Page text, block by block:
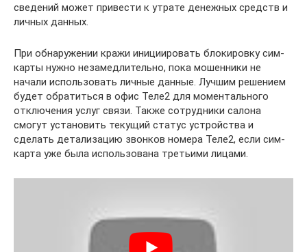
сведений может привести к утрате денежных средств и
личных данных.
При обнаружении кражи инициировать блокировку сим-
карты нужно незамедлительно, пока мошенники не
начали использовать личные данные. Лучшим решением
будет обратиться в офис Теле2 для моментального
отключения услуг связи. Также сотрудники салона
смогут установить текущий статус устройства и
сделать детализацию звонков номера Теле2, если сим-
карта уже была использована третьими лицами.